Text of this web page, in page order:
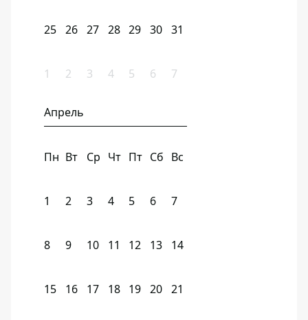
25 26 27 28 29 30 31
1 2 3 4 5 6 7
Апрель
Пн Вт Ср Чт Пт Сб Вс
1 2 3 4 5 6 7
8 9 10 11 12 13 14
15 16 17 18 19 20 21